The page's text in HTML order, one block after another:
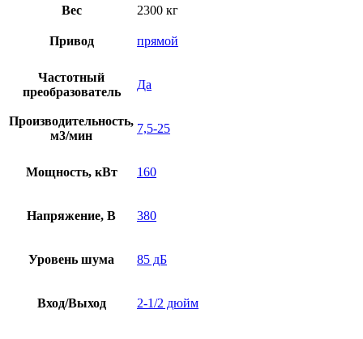
Вес 2300 кг
Привод прямой
Частотный
преобразователь
Да
Производительность,
м3/мин
7,5-25
Мощность, кВт 160
Напряжение, В 380
Уровень шума 85 дБ
Вход/Выход 2-1/2 дюйм